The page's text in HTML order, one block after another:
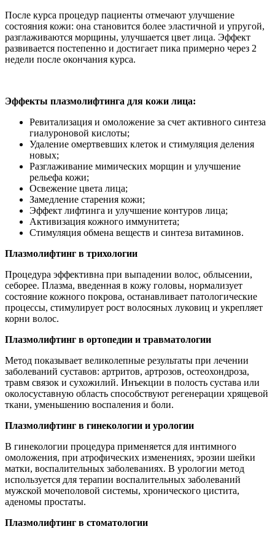
После курса процедур пациенты отмечают улучшение
состояния кожи: она становится более эластичной и упругой,
разглаживаются морщины, улучшается цвет лица. Эффект
развивается постепенно и достигает пика примерно через 2
недели после окончания курса.
Эффекты плазмолифтинга для кожи лица:
Ревитализация и омоложение за счет активного синтеза
гиалуроновой кислоты;
Удаление омертвевших клеток и стимуляция деления
новых;
Разглаживание мимических морщин и улучшение
рельефа кожи;
Освежение цвета лица;
Замедление старения кожи;
Эффект лифтинга и улучшение контуров лица;
Активизация кожного иммунитета;
Стимуляция обмена веществ и синтеза витаминов.
Плазмолифтинг в трихологии
Процедура эффективна при выпадении волос, облысении,
себорее. Плазма, введенная в кожу головы, нормализует
состояние кожного покрова, останавливает патологические
процессы, стимулирует рост волосяных луковиц и укрепляет
корни волос.
Плазмолифтинг в ортопедии и травматологии
Метод показывает великолепные результаты при лечении
заболеваний суставов: артритов, артрозов, остеохондроза,
травм связок и сухожилий. Инъекции в полость сустава или
околосуставную область способствуют регенерации хрящевой
ткани, уменьшению воспаления и боли.
Плазмолифтинг в гинекологии и урологии
В гинекологии процедура применяется для интимного
омоложения, при атрофических изменениях, эрозии шейки
матки, воспалительных заболеваниях. В урологии метод
используется для терапии воспалительных заболеваний
мужской мочеполовой системы, хронического цистита,
аденомы простаты.
Плазмолифтинг в стоматологии